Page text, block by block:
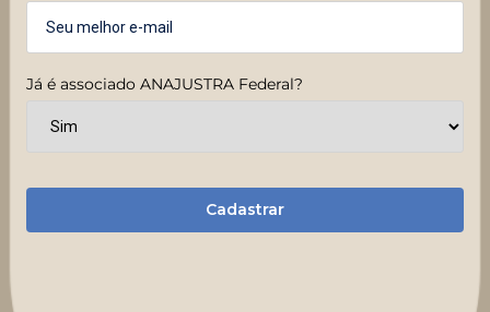
Já é associado ANAJUSTRA Federal?
Cadastrar